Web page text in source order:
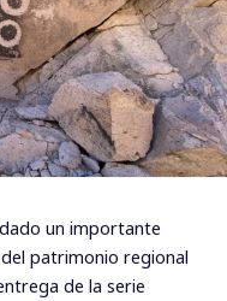
un importante
patrimonio regional
de la serie